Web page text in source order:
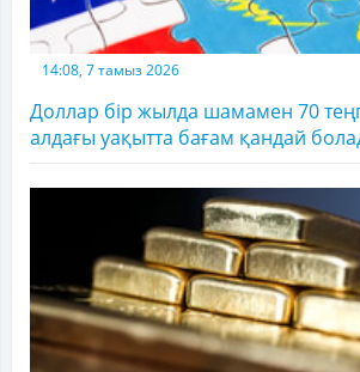
14:08, 7 тамыз 2026
Доллар бір жылда шамамен 70
алдағы уақытта бағам қандай